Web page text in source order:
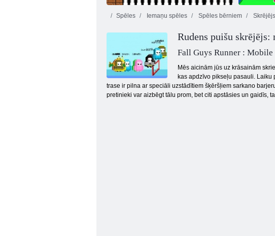
Nikns piedzīvojums 2
Clash
Spēles Iemaņu spēles Spēles bērniem Skrējējs
Rudens puišu skrējējs:
Fall Guys Runner : Mobile
Mēs aicinām jūs uz krāsainām
kas apdzīvo pikseļu pasauli.
trase ir pilna ar speciāli uzstādītiem šķēršļiem sarkano
pretinieki var aizbēgt tālu prom, bet citi apstāsies un gaidīs,